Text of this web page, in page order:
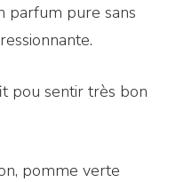
parfum pure sans
pou sentir très bon
pomme verte